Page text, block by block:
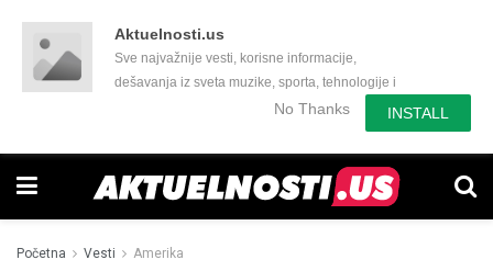
Aktuelnosti.us
Sve najvažnije vesti, korisne informacije,
dešavanja iz sveta muzike, sporta, tehnologije i
još mnogo toga zanimljivog.No Thanks INSTALL
Početna Vesti Amerika